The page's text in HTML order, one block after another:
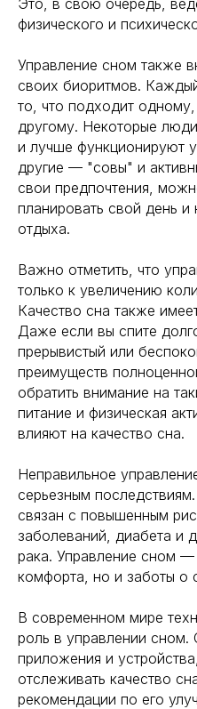
Это, в свою очередь,
физического и
Управление сном также
своих биоритмов.
то, что подходит
другому. Некоторые
и лучше функционируют
другие — "совы" и
свои предпочтения,
планировать свой день и
отдыха.
Важно отметить, что
только к увеличению
Качество сна также
Даже если вы спите
прерывистый или
преимуществ
обратить внимание на
питание и физическая
влияют на качество сна.
Неправильное
серьезным
связан с повышенным
заболеваний, диабета и
рака. Управление сном —
комфорта, но и заботы о
В современном мире
роль в управлении сном.
приложения и
отслеживать качество
рекомендации по его
Генная
Социальные сети
*Meta (деятельность организации
О компании
Уникальность
Исследования
9772524455@mail.ru
+7(977)252-44-55
ул. Охотный ряд, д. 2
Пн-Пт 9:00- 19:00
©2025. All rights
reserved